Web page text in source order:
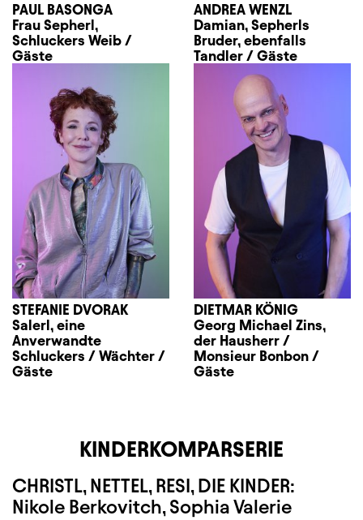
PAUL BASONGA
Frau Sepherl,
Schluckers Weib /
Gäste
ANDREA WENZL
Damian, Sepherls
Bruder, ebenfalls
Tandler / Gäste
STEFANIE DVORAK
Salerl, eine
Anverwandte
Schluckers / Wächter /
Gäste
DIETMAR KÖNIG
Georg Michael Zins,
der Hausherr /
Monsieur Bonbon /
Gäste
KINDERKOMPARSERIE
CHRISTL, NETTEL, RESI, DIE KINDER:
Nikole Berkovitch, Sophia Valerie